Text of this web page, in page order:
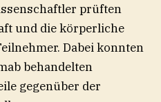
prüften
und die körperliche
Dabei konnten
behandelten
gegenüber der